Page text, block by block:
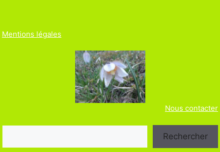
Mentions légales
Nous contacter
Rechercher